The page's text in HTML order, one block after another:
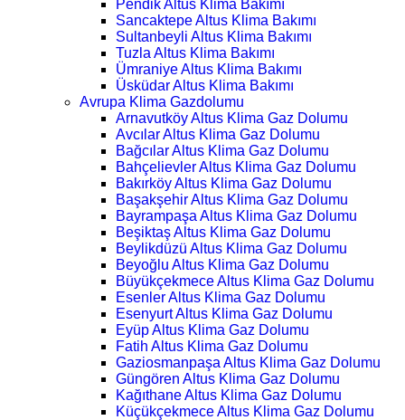
Pendik Altus Klima Bakımı
Sancaktepe Altus Klima Bakımı
Sultanbeyli Altus Klima Bakımı
Tuzla Altus Klima Bakımı
Ümraniye Altus Klima Bakımı
Üsküdar Altus Klima Bakımı
Avrupa Klima Gazdolumu
Arnavutköy Altus Klima Gaz Dolumu
Avcılar Altus Klima Gaz Dolumu
Bağcılar Altus Klima Gaz Dolumu
Bahçelievler Altus Klima Gaz Dolumu
Bakırköy Altus Klima Gaz Dolumu
Başakşehir Altus Klima Gaz Dolumu
Bayrampaşa Altus Klima Gaz Dolumu
Beşiktaş Altus Klima Gaz Dolumu
Beylikdüzü Altus Klima Gaz Dolumu
Beyoğlu Altus Klima Gaz Dolumu
Büyükçekmece Altus Klima Gaz Dolumu
Esenler Altus Klima Gaz Dolumu
Esenyurt Altus Klima Gaz Dolumu
Eyüp Altus Klima Gaz Dolumu
Fatih Altus Klima Gaz Dolumu
Gaziosmanpaşa Altus Klima Gaz Dolumu
Güngören Altus Klima Gaz Dolumu
Kağıthane Altus Klima Gaz Dolumu
Küçükçekmece Altus Klima Gaz Dolumu